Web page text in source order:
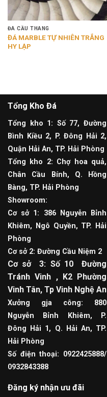
ĐÁ CẦU THANG
ĐÁ MARBLE TỰ NHIÊN TRẮNG
HY LẠP
Tổng Kho Đá
Tổng kho 1: Số 77, Đường
Bình Kiều 2, P. Đông Hải 2,
Quận Hải An, TP. Hải Phòng
Tổng kho 2: Chợ hoa quả,
Chân Cầu Bính, Q. Hồng
Bàng, TP. Hải Phòng
Showroom:
Cơ sở 1: 386 Nguyễn Bỉnh
Khiêm, Ngô Quyền, TP. Hải
Phòng
Cơ sở 2: Đường Cầu Niệm 2
Cơ sở 3: Số 10 Đường
Tránh Vinh , K2 Phường
Vinh Tân, Tp Vinh Nghệ An
Xưởng gja công: 880
Nguyễn Bỉnh Khiêm, P.
Đông Hải 1, Q. Hải An, TP.
Hải Phòng
Số điện thoại: 0922425888/
0932843388
Đăng ký nhận ưu đãi